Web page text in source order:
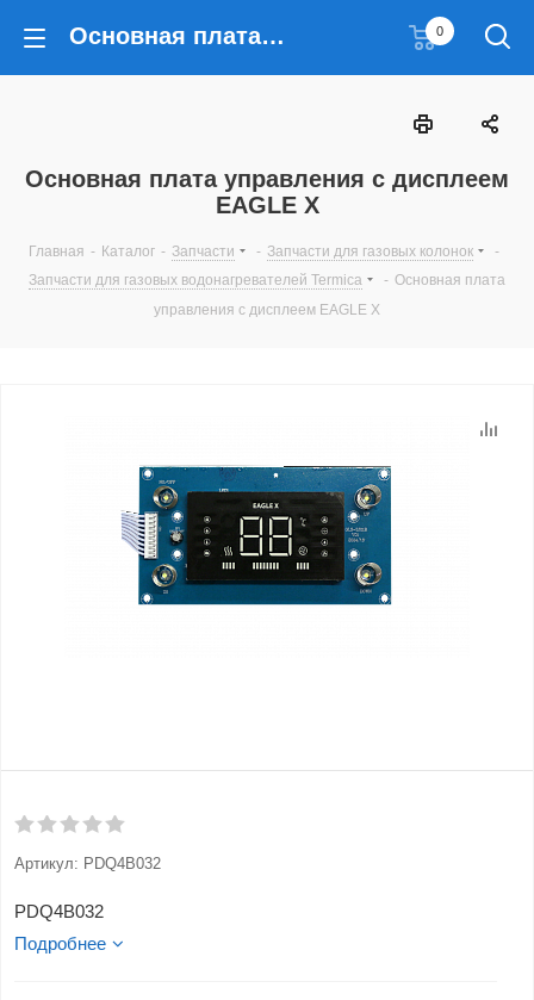
Основная плата управления с дисплеем EAGLE X 0
Основная плата управления с дисплеем
EAGLE X
Главная - Каталог - Запчасти - Запчасти для газовых колонок
-
Запчасти для газовых водонагревателей Termica
- Основная плата
управления с дисплеем EAGLE X
Артикул: PDQ4B032
PDQ4B032
Подробнее